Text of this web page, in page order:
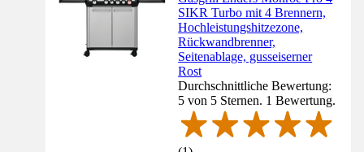
SIKR Turbo mit 4 Brennern,
Hochleistungshitzezone,
Rückwandbrenner,
Seitenablage, gusseiserner
Rost
Durchschnittliche Bewertung:
5 von 5 Sternen. 1 Bewertung.